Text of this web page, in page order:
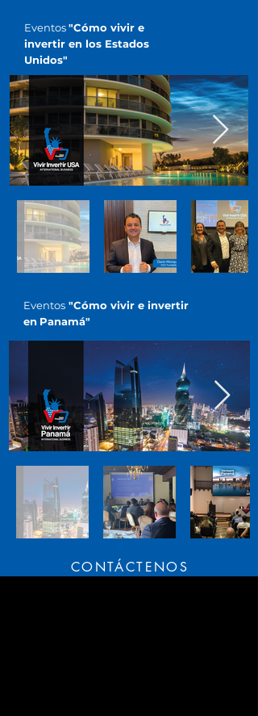
Eventos"Cómo vivir e
invertir en los Estados
Unidos"
Eventos "Cómo vivir e invertir
en Panamá"
CONTÁCTENOS